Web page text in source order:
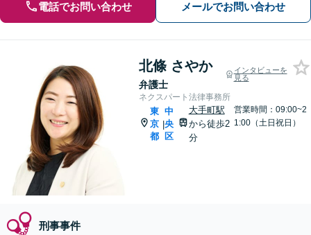
電話でお問い合わせ メールでお問い合わせ
北條 さやか
弁護士
インタビューを
見る
ネクスパート法律事務所
東
京
都
|
中
央
区
大手町駅
から徒歩2
分
営業時間：09:00~2
1:00（土日祝日）
刑事事件